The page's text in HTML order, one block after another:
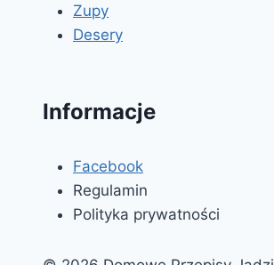
Zupy
Desery
Informacje
Facebook
Regulamin
Polityka prywatności